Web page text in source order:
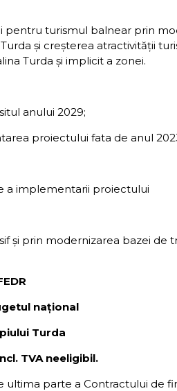
turismul balnear prin
și creșterea atractivității
Turda și implicit a zonei.
anului 2029;
proiectului fata de anul
a implementarii proiectului
și prin modernizarea bazei de
național
Turda
TVA neeligibil.
ultima parte a Contractului de